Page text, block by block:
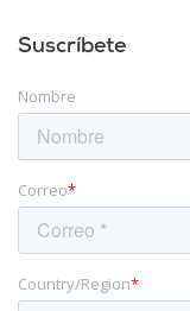
Suscríbete
Nombre
Correo*
Country/Region*